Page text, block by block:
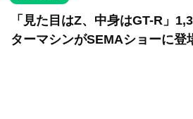
「見た目はZ、中身はGT-R」
ターマシンがSEMAショーに登